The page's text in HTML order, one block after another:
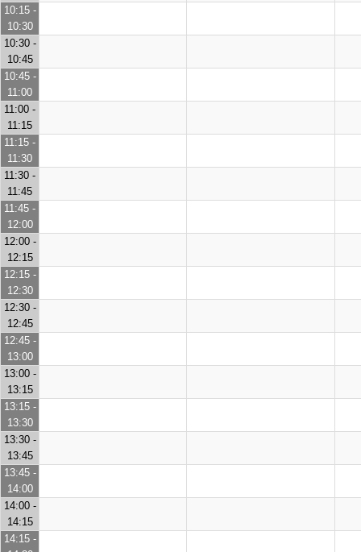
10:15 -
10:30
10:30 -
10:45
10:45 -
11:00
11:00 -
11:15
11:15 -
11:30
11:30 -
11:45
11:45 -
12:00
12:00 -
12:15
12:15 -
12:30
12:30 -
12:45
12:45 -
13:00
13:00 -
13:15
13:15 -
13:30
13:30 -
13:45
13:45 -
14:00
14:00 -
14:15
14:15 -